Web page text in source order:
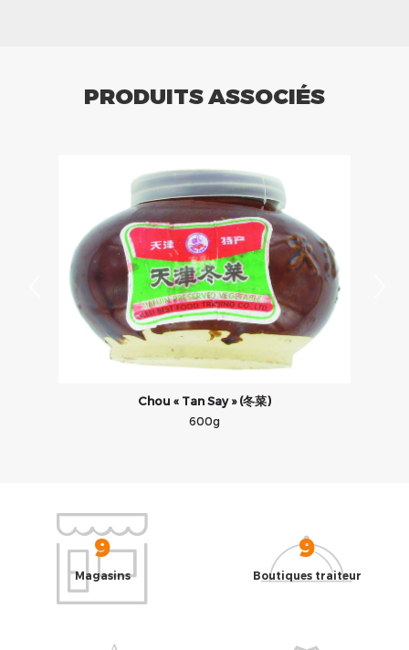
PRODUITS ASSOCIÉS
Chou « Tan Say » (冬菜)
600g
9
Magasins
9
Boutiques traiteur